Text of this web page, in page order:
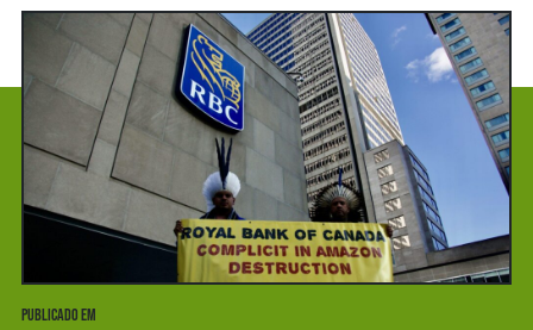
PUBLICADO EM